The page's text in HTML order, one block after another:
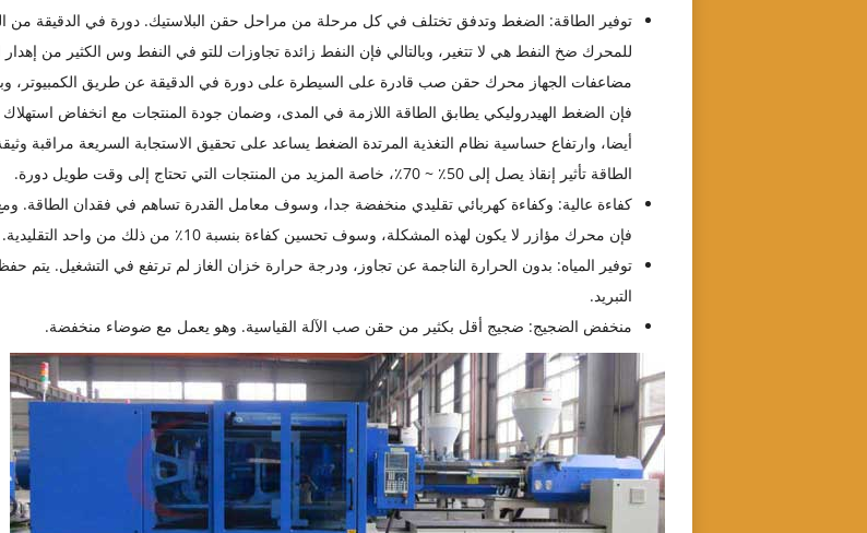
توفير الطاقة: الضغط وتدفق تختلف في كل مرحلة من مراحل حقن البلاستيك. دورة في الدقيقة من
للمحرك ضخ النفط هي لا تتغير، وبالتالي فإن النفط زائدة تجاوزات للتو في النفط وس الكثير من إهدار
مضاعفات الجهاز محرك حقن صب قادرة على السيطرة على دورة في الدقيقة عن طريق الكمبيوتر،
فإن الضغط الهيدروليكي يطابق الطاقة اللازمة في المدى، وضمان جودة المنتجات مع انخفاض استهلاك
أيضا، وارتفاع حساسية نظام التغذية المرتدة الضغط يساعد على تحقيق الاستجابة السريعة مراقبة
الطاقة تأثير إنقاذ يصل إلى 50٪ ~ 70٪، خاصة المزيد من المنتجات التي تحتاج إلى وقت طويل دورة.
كفاءة عالية: وكفاءة كهربائي تقليدي منخفضة جدا، وسوف معامل القدرة تساهم في فقدان الطاقة.
فإن محرك مؤازر لا يكون لهذه المشكلة، وسوف تحسين كفاءة بنسبة 10٪ من ذلك من واحد التقليدية.
توفير المياه: بدون الحرارة الناجمة عن تجاوز، ودرجة حرارة خزان الغاز لم ترتفع في التشغيل. يتم
التبريد.
منخفض الضجيج: ضجيج أقل بكثير من حقن صب الآلة القياسية. وهو يعمل مع ضوضاء منخفضة.